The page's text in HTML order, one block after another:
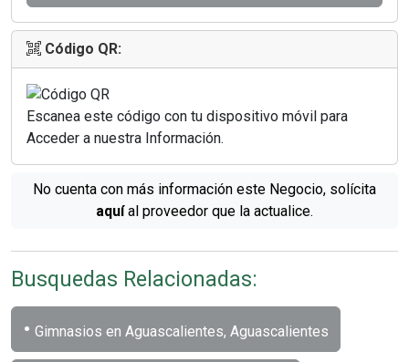
Código QR:
Escanea este código con tu dispositivo móvil para
Acceder a nuestra Información.
No cuenta con más información este Negocio, solícita
aquíal proveedor que la actualice.
Busquedas Relacionadas:
• Gimnasios en Aguascalientes, Aguascalientes